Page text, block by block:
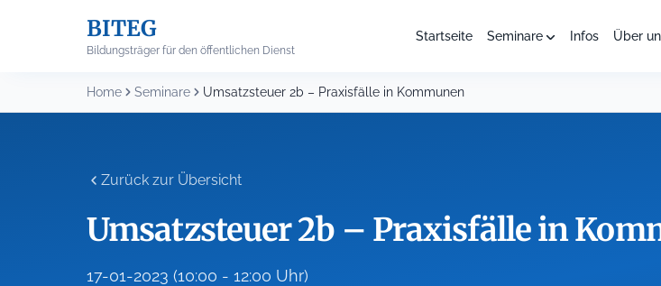
BITEG
Bildungsträger für den öffentlichen Dienst
Startseite Seminare Infos Über
Home Seminare Umsatzsteuer 2b – Praxisfälle in Kommunen
Zurück zur Übersicht
Umsatzsteuer 2b – Praxisfälle in
17-01-2023 (10:00 - 12:00 Uhr)